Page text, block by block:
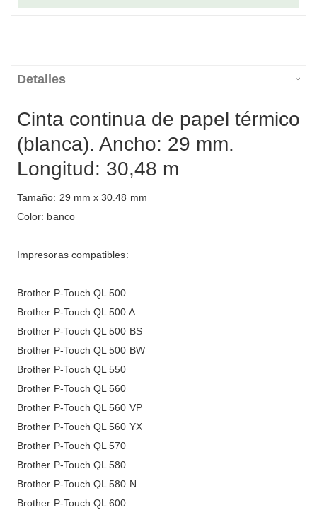
Detalles
Cinta continua de papel térmico
(blanca). Ancho: 29 mm.
Longitud: 30,48 m
Tamaño: 29 mm x 30.48 mm
Color: banco
Impresoras compatibles:
Brother P-Touch QL 500
Brother P-Touch QL 500 A
Brother P-Touch QL 500 BS
Brother P-Touch QL 500 BW
Brother P-Touch QL 550
Brother P-Touch QL 560
Brother P-Touch QL 560 VP
Brother P-Touch QL 560 YX
Brother P-Touch QL 570
Brother P-Touch QL 580
Brother P-Touch QL 580 N
Brother P-Touch QL 600